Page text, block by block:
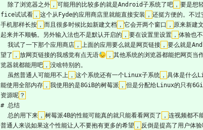
  除了浏览器之外
， 可能用的比较多的就是Android子系统了吧 ， 要是想
fice试试看 ， 这个从Fyde的应用商店里就能直接安装 ， 还挺方便的。不
手机那样长按 ， 而且很多时候比如新建文档 ， 它会开两个窗口 ， 原来新建
起来并不顺畅。另外输入法也不是默认开启的 ， 要在设置里设置 ， 体验也
  我试了一下那个应用商店
， 上面的应用要么就是网页链接 ， 要么就是
望了 ， 放网页链接的我感觉有点无语😓 ， 其他系统的浏览器都能把网页当
览器就都能用吧 ， 没啥特别的。
  虽然普通人可能用不上
， 这个系统还有一个Linux子系统 ， 具体是什么
能使用全部内存 ， 我使用的是8GiB的树莓派 ， 但是分配给Linux的只有
资源呢 ？
# 总结
  总的用下来
， 树莓派4B的性能可能真的就只能看看网页了 ， 连视频都不
普通人来说如果这个性能让人不要抱有更多的希望 ， 反倒是提高了用户体